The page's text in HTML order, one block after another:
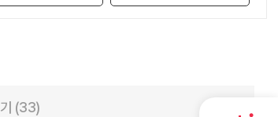
(33)